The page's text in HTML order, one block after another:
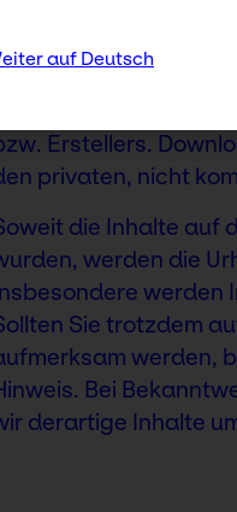
diesen Seiten
Verwertung
bedürfen der
Erstellers.
privaten, nicht
die Inhalte auf
werden die
werden
Sie trotzdem
werden,
Bei
derartige Inhalte
auf Deutsch